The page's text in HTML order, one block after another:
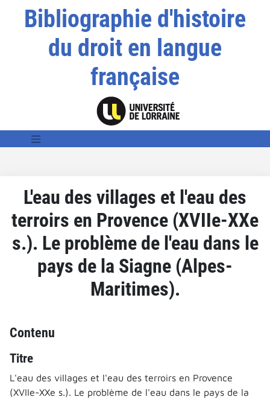
Bibliographie d'histoire
du droit en langue
française
L'eau des villages et l'eau des
terroirs en Provence (XVIIe-XXe
s.). Le problème de l'eau dans le
pays de la Siagne (Alpes-
Maritimes).
Contenu
Titre
L'eau des villages et l'eau des terroirs en Provence
(XVIIe-XXe s.). Le problème de l'eau dans le pays de la